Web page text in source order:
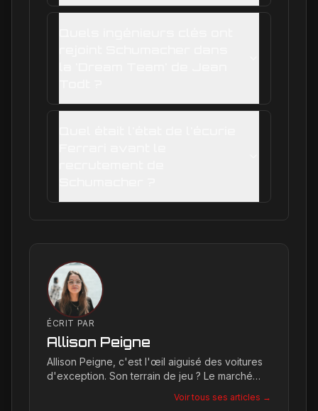
ÉCRIT PAR
Allison Peigne
Allison Peigne, c'est l'œil aiguisé des voitures
d'exception. Son terrain de jeu ? Le marché
une passion contagieuse les dernières
Voir tous ses articles →